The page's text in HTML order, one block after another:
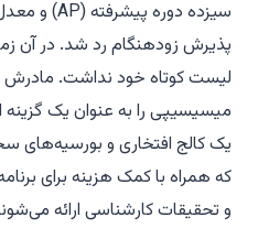
پذیرش زودهنگام رد شد. در آن
لیست کوتاه خود نداشت. مادرش
میسیسیپی را به عنوان یک گزینه
یک کالج افتخاری و بورسیه‌های
که همراه با کمک هزینه برای
و تحقیقات کارشناسی ارائه